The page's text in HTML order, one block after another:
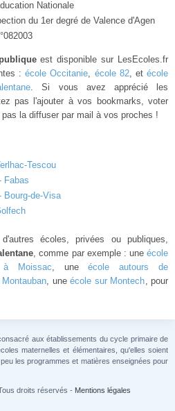
Nationale
du 1er degré de Valence d'Agen
est disponible sur LesEcoles.fr
:école Occitanie, école 82, etécole
. Si vous avez apprécié les
pas l'ajouter à vos bookmarks, voter
pas la diffuser par mail à vos proches !
Tescou
Fabas
Bourg-de-Visa
écoles, privées ou publiques,
, comme par exemple : une école
Moissac, uneécole autours de
, uneécole sur Montech, pour
aux établissements du cycle primaire de
maternelles et élémentaires, qu'elles soient
les programmes et matières enseignées pour
droits réservés - Mentions légales